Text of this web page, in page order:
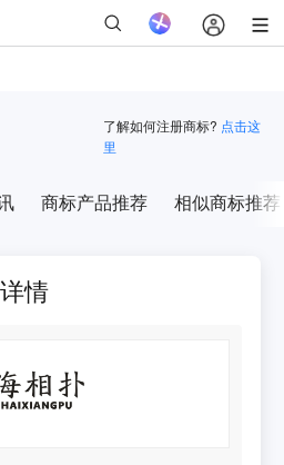
了解如何注册商标? 点击这
里
商标产品推荐 相似商标推荐
情